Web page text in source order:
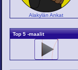
Alakylän Ankat
Top 5 -maalit